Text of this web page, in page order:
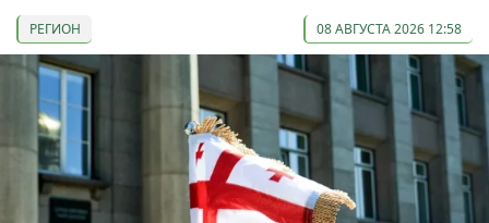
РЕГИОН 08 АВГУСТА 2026 12:58